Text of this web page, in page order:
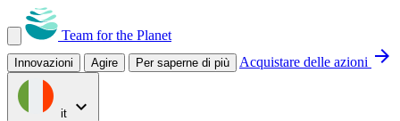
Team for the Planet
Innovazioni Agire Per saperne di più Acquistare delle azioni arrow_forward
it expand_more